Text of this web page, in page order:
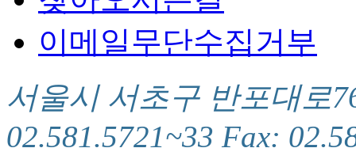
이메일무단수집거부
서울시 서초구 반포대로
02.581.5721~33 Fax: